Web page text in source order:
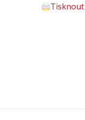
Tisknout